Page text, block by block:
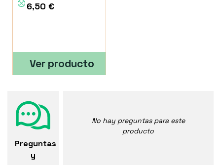
6,50 €
Ver producto
Preguntas
y
No hay preguntas para este
producto